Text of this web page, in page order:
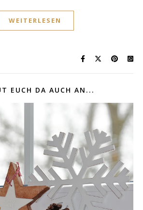
WEITERLESEN
EUCH DA AUCH AN...